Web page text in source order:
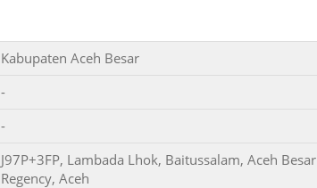
Kabupaten Aceh Besar
-
-
J97P+3FP, Lambada Lhok, Baitussalam, Aceh Besar
Regency, Aceh